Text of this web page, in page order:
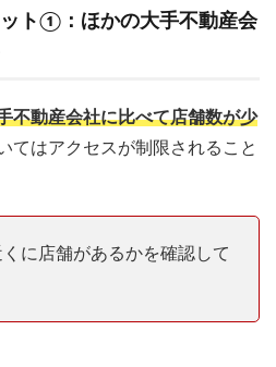
ト①：ほかの大手不動産会
不動産会社に比べて店舗数が少
てはアクセスが制限されること
に店舗があるかを確認して